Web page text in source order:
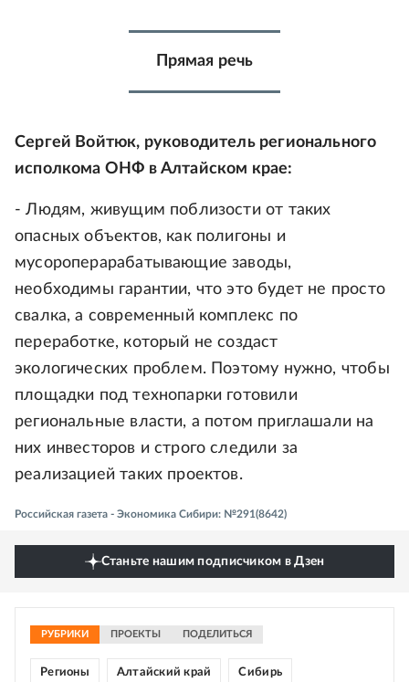
Прямая речь
Сергей Войтюк, руководитель регионального
исполкома ОНФ в Алтайском крае:
- Людям, живущим поблизости от таких
опасных объектов, как полигоны и
мусороперарабатывающие заводы,
необходимы гарантии, что это будет не просто
свалка, а современный комплекс по
переработке, который не создаст
экологических проблем. Поэтому нужно, чтобы
площадки под технопарки готовили
региональные власти, а потом приглашали на
них инвесторов и строго следили за
реализацией таких проектов.
Российская газета - Экономика Сибири: №291(8642)
Станьте нашим подписчиком в Дзен
РУБРИКИ ПРОЕКТЫ ПОДЕЛИТЬСЯ
Регионы Алтайский край Сибирь